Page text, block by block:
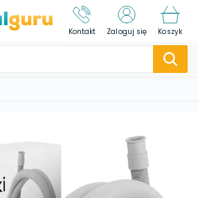
Kontakt Zaloguj się Koszyk